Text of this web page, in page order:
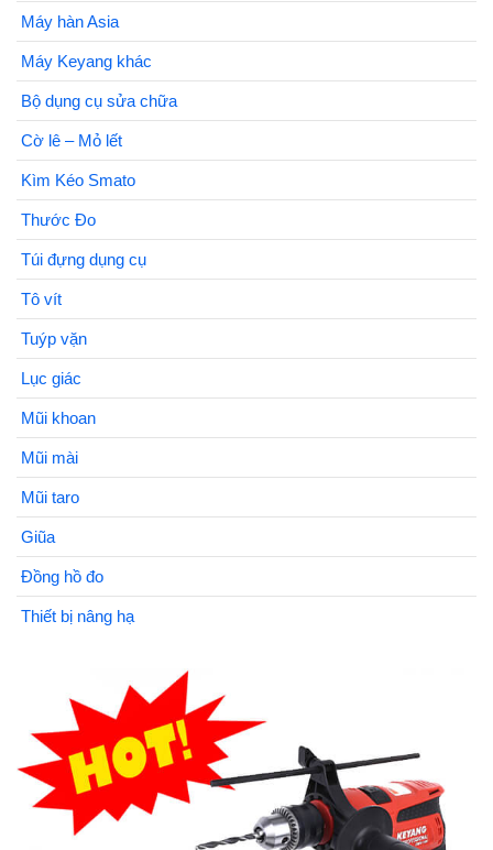
Máy hàn Asia
Máy Keyang khác
Bộ dụng cụ sửa chữa
Cờ lê – Mỏ lết
Kìm Kéo Smato
Thước Đo
Túi đựng dụng cụ
Tô vít
Tuýp vặn
Lục giác
Mũi khoan
Mũi mài
Mũi taro
Giũa
Đồng hồ đo
Thiết bị nâng hạ